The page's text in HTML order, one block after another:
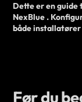
Dette er en guide
NexBlue .
bådeinstallatører
Før du